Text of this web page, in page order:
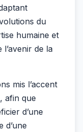
du
humaine et
de la
mis l’accent
afin que
d’une
d’une